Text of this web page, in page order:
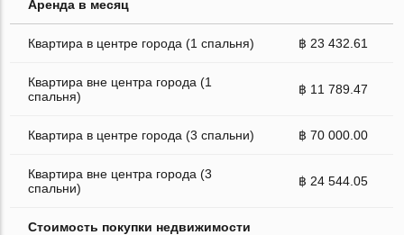
Аренда в месяц
Квартира в центре города (1 спальня) ฿ 23 432.61
Квартира вне центра города (1
спальня)
฿ 11 789.47
Квартира в центре города (3 спальни) ฿ 70 000.00
Квартира вне центра города (3
спальни)
฿ 24 544.05
Стоимость покупки недвижимости